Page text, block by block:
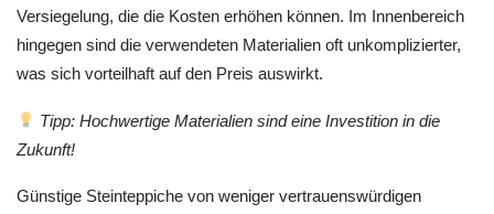
Versiegelung, die die Kosten erhöhen können. Im Innenbereich
hingegen sind die verwendeten Materialien oft unkomplizierter,
was sich vorteilhaft auf den Preis auswirkt.
Tipp: Hochwertige Materialien sind eine Investition in die
Zukunft!
Günstige Steinteppiche von weniger vertrauenswürdigen